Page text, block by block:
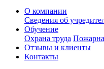
О компании
Сведения об
Обучение
Охрана труда
Отзывы и клиенты
Контакты